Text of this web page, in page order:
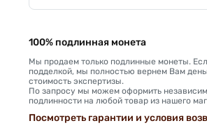
100% подлинная монета
Мы продаем только подлинные монеты.
подделкой, мы полностью вернем Вам
стоимость экспертизы.
По запросу мы можем оформить
подлинности на любой товар из нашего
Посмотреть гарантии и условия